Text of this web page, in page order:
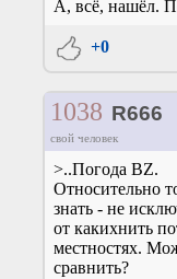
А, всё, нашёл.
+0
1038 R666
свой человек
>..Погода BZ.
Относительно
знать - не
от какихнить
местностях.
сравнить?